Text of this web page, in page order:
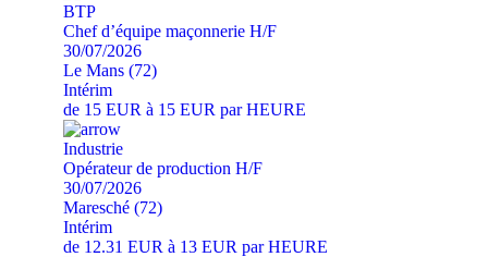
BTP
Chef d’équipe maçonnerie H/F
30/07/2026
Le Mans (72)
Intérim
de 15 EUR à 15 EUR par HEURE
Industrie
Opérateur de production H/F
30/07/2026
Maresché (72)
Intérim
de 12.31 EUR à 13 EUR par HEURE